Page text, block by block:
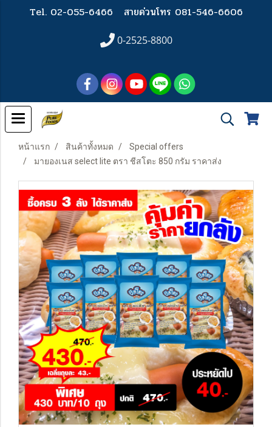
Tel. 02-055-6466 สายด่วนโทร 081-546-6606
0-2525-8800
หน้าแรก สินค้าทั้งหมด
Special offers
มายองเนส select lite ตรา ชีสโตะ 850 กรัม ราคาส่ง